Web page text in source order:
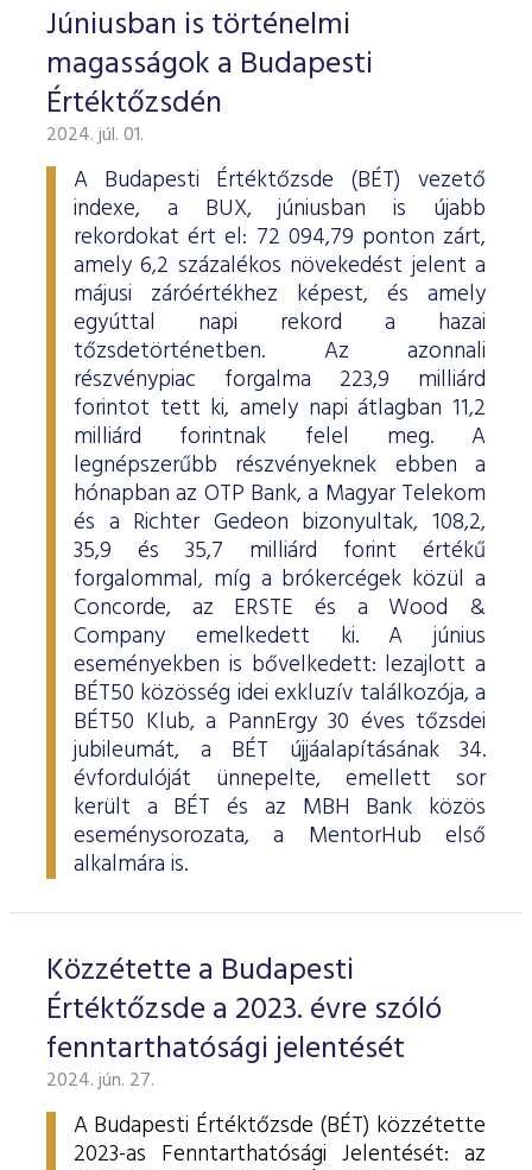
Júniusban is történelmi
magasságok a Budapesti
Értéktőzsdén
2024. júl. 01.
A Budapesti Értéktőzsde (BÉT) vezető
indexe, a BUX, júniusban is újabb
rekordokat ért el: 72 094,79 ponton zárt,
amely 6,2 százalékos növekedést jelent a
májusi záróértékhez képest, és amely
egyúttal napi rekord a hazai
tőzsdetörténetben. Az azonnali
részvénypiac forgalma 223,9 milliárd
forintot tett ki, amely napi átlagban 11,2
milliárd forintnak felel meg. A
legnépszerűbb részvényeknek ebben a
hónapban az OTP Bank, a Magyar Telekom
és a Richter Gedeon bizonyultak, 108,2,
35,9 és 35,7 milliárd forint értékű
forgalommal, míg a brókercégek közül a
Concorde, az ERSTE és a Wood &
Company emelkedett ki. A június
eseményekben is bővelkedett: lezajlott a
BÉT50 közösség idei exkluzív találkozója, a
BÉT50 Klub, a PannErgy 30 éves tőzsdei
jubileumát, a BÉT újjáalapításának 34.
évfordulóját ünnepelte, emellett sor
került a BÉT és az MBH Bank közös
eseménysorozata, a MentorHub első
alkalmára is.
Közzétette a Budapesti
Értéktőzsde a 2023. évre szóló
fenntarthatósági jelentését
2024. jún. 27.
A Budapesti Értéktőzsde (BÉT) közzétette
2023-as Fenntarthatósági Jelentését: az